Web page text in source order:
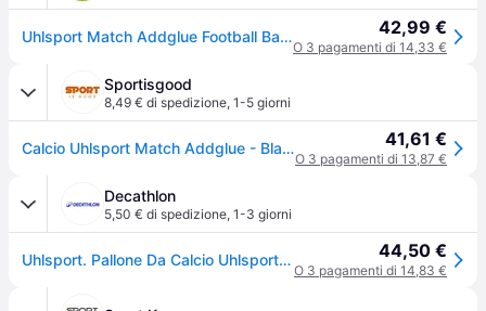
Uhlsport Match Addglue Football Ball Bianco 5 42,99 €
O 3 pagamenti di 14,33 €
Sportisgood
8,49 € di spedizione, 1-5 giorni
Calcio Uhlsport Match Addglue - Blanc 41,61 €
O 3 pagamenti di 13,87 €
Decathlon
5,50 € di spedizione, 1-3 giorni
Uhlsport. Pallone Da Calcio Uhlsport Match Addglue Pallone Da Calcio Ritiro Gratis - biancoblurosso - 5 44,50 €
O 3 pagamenti di 14,83 €